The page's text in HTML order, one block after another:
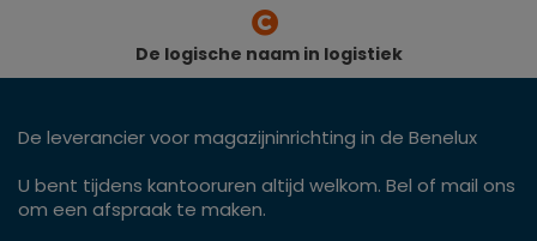
De logische naam in logistiek
De leverancier voor magazijninrichting in de Benelux
U bent tijdens kantooruren altijd welkom. Bel of mail ons
om een afspraak te maken.